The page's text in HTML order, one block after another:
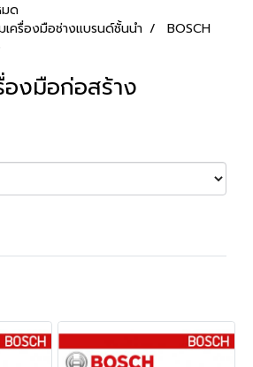
มด
เครื่องมือช่างแบรนด์ชั้นนำ
BOSCH
องมือก่อสร้าง